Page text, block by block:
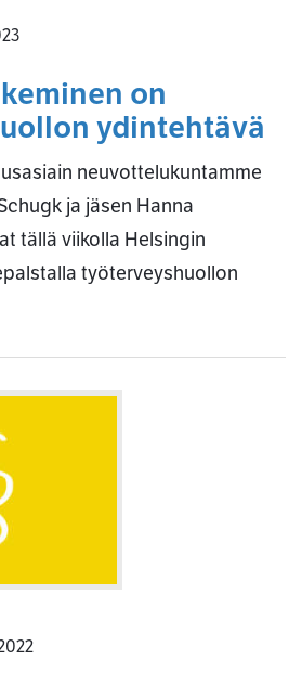
on
ydintehtävä
neuvottelukuntamme
ja jäsen Hanna
tällä viikolla Helsingin
työterveyshuollon